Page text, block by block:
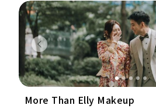
Previous
More Than Elly Makeup